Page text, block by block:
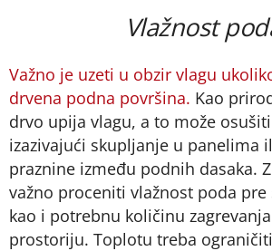
Vlažnost
Važno je uzeti u obzir vlagu
drvena podna površina. Kao
drvo upija vlagu, a to može
izazivajući skupljanje u panelima
praznine između podnih dasaka.
važno proceniti vlažnost poda pre
kao i potrebnu količinu
prostoriju. Toplotu treba ograničiti